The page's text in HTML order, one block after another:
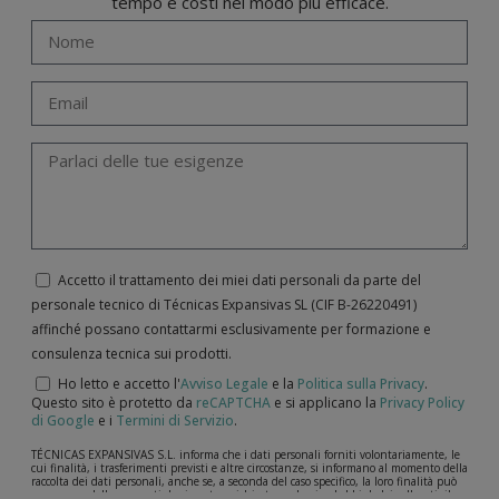
Accetto il trattamento dei miei dati personali da parte del
personale tecnico di Técnicas Expansivas SL (CIF B-­26220491)
affinché possano contattarmi esclusivamente per formazione e
consulenza tecnica sui prodotti.
Ho letto e accetto l'Avviso Legale e la Politica sulla Privacy.
Questo sito è protetto da reCAPTCHA e si applicano la Privacy Policy
di Google e i Termini di Servizio.
TÉCNICAS EXPANSIVAS S.L. informa che i dati personali forniti volontariamente, le
cui finalità, i trasferimenti previsti e altre circostanze, si informano al momento della
raccolta dei dati personali, anche se, a seconda del caso specifico, la loro finalità può
essere una delle seguenti: la risposta a richieste, reclami o dubbi da lei sollevati, il